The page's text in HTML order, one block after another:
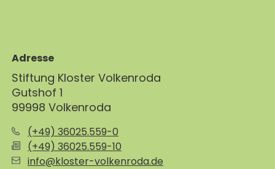
Adresse
Stiftung Kloster Volkenroda
Gutshof 1
99998 Volkenroda
(+49) 36025.559-0
(+49) 36025.559-10
info@kloster-volkenroda.de